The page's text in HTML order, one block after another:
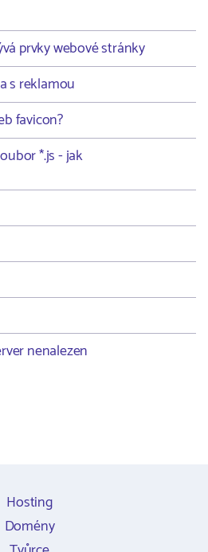
prvky webové stránky
s reklamou
favicon?
*.js - jak
nenalezen
Hosting
Domény